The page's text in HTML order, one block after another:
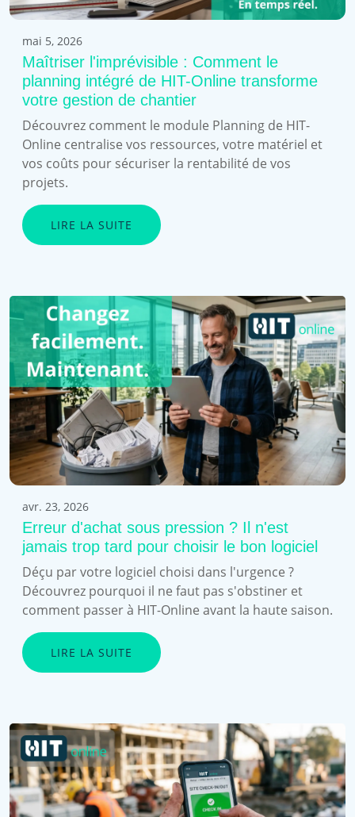
mai 5, 2026
Maîtriser l'imprévisible : Comment le
planning intégré de HIT-Online transforme
votre gestion de chantier
Découvrez comment le module Planning de HIT-
Online centralise vos ressources, votre matériel et
vos coûts pour sécuriser la rentabilité de vos
projets.
LIRE LA SUITE
avr. 23, 2026
Erreur d'achat sous pression ? Il n'est
jamais trop tard pour choisir le bon logiciel
Déçu par votre logiciel choisi dans l'urgence ?
Découvrez pourquoi il ne faut pas s'obstiner et
comment passer à HIT-Online avant la haute saison.
LIRE LA SUITE